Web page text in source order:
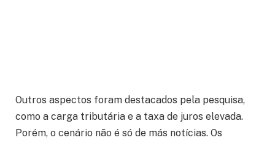
Outros aspectos foram destacados pela pesquisa,
como a carga tributária e a taxa de juros elevada.
Porém, o cenário não é só de más notícias. Os